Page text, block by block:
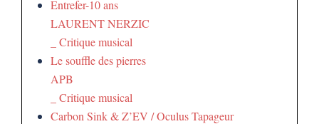
Entrefer-10 ans
LAURENT NERZIC
_ Critique musical
Le souffle des pierres
APB
_ Critique musical
Carbon Sink & Z’EV / Oculus Tapageur